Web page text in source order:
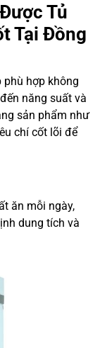
Tủ
Tại Đồng
hợp không
năng suất và
sản phẩm như
chí cốt lõi để
ăn mỗi ngày,
dung tích và